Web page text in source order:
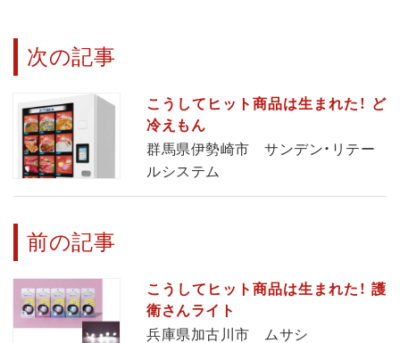
次の記事
こうしてヒット商品は生まれた！ ど
冷えもん
群馬県伊勢崎市 サンデン・リテー
ルシステム
前の記事
こうしてヒット商品は生まれた！ 護
衛さんライト
兵庫県加古川市 ムサシ